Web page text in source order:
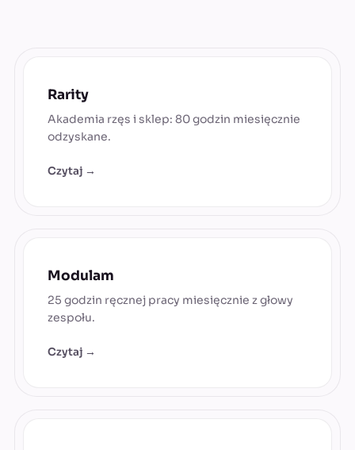
Rarity
Akademia rzęs i sklep: 80 godzin miesięcznie
odzyskane.
Czytaj →
Modulam
25 godzin ręcznej pracy miesięcznie z głowy
zespołu.
Czytaj →